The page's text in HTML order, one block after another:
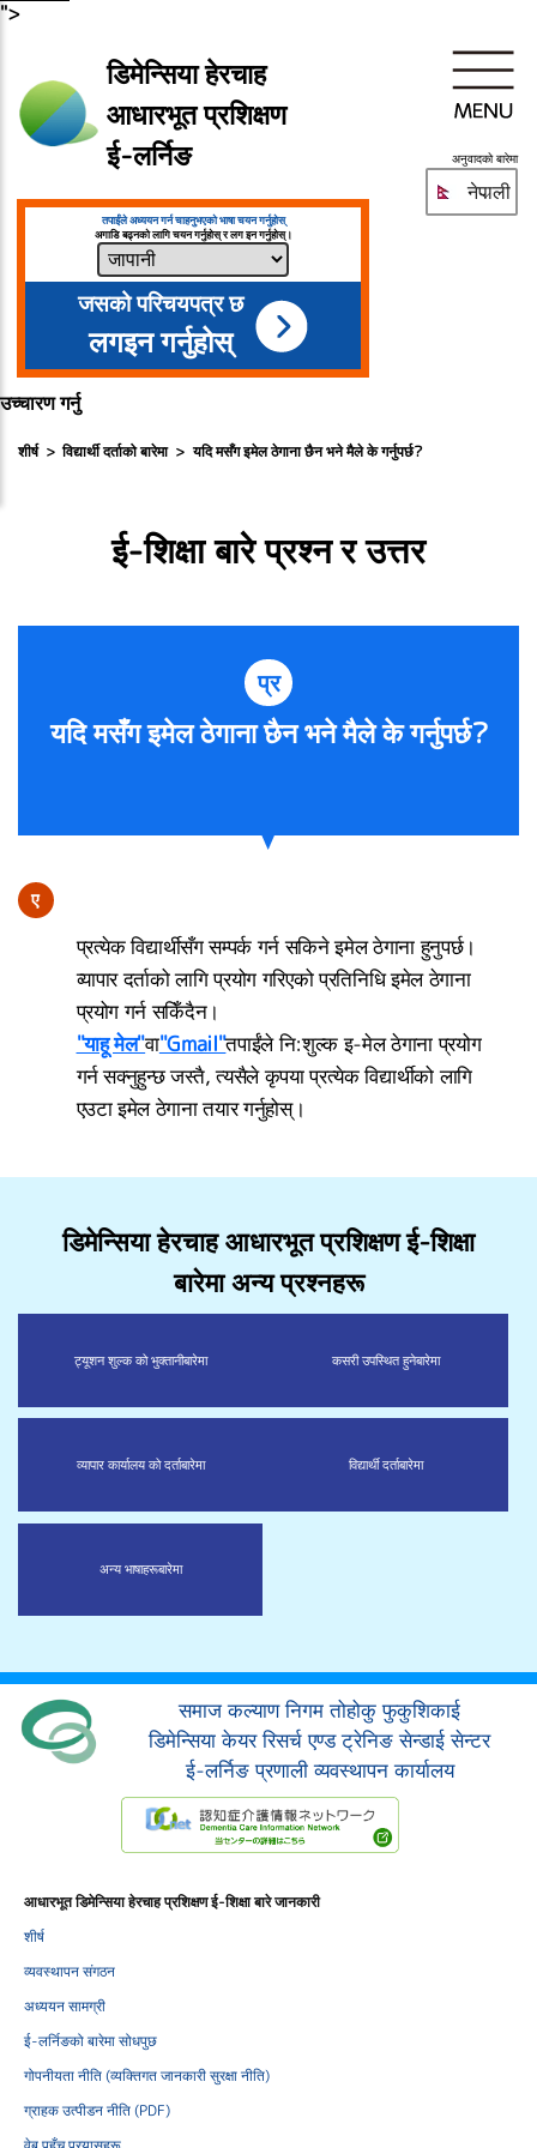
">
डिमेन्सिया हेरचाह
आधारभूत प्रशिक्षण
ई-लर्निङ
तपाईंले अध्ययन गर्न चाहनुभएको भाषा चयन गर्नुहोस्
अगाडि बढ्नको लागि चयन गर्नुहोस् र लग इन गर्नुहोस्।
जसको परिचयपत्र छ
लगइन गर्नुहोस्
उच्चारण गर्नु
अनुवादको बारेमा
नेपाली
शीर्ष विद्यार्थी दर्ताको बारेमा यदि मसँग इमेल ठेगाना छैन भने मैले के गर्नुपर्छ?
ई-शिक्षा बारे प्रश्न र उत्तर
प्र
यदि मसँग इमेल ठेगाना छैन भने मैले के गर्नुपर्छ?
ए
प्रत्येक विद्यार्थीसँग सम्पर्क गर्न सकिने इमेल ठेगाना हुनुपर्छ।
व्यापार दर्ताको लागि प्रयोग गरिएको प्रतिनिधि इमेल ठेगाना
प्रयोग गर्न सकिँदैन।
"याहू मेल"वा"Gmail"तपाईंले नि:शुल्क इ-मेल ठेगाना प्रयोग
गर्न सक्नुहुन्छ जस्तै, त्यसैले कृपया प्रत्येक विद्यार्थीको लागि
एउटा इमेल ठेगाना तयार गर्नुहोस्।
डिमेन्सिया हेरचाह आधारभूत प्रशिक्षण ई-शिक्षा
बारेमा अन्य प्रश्नहरू
ट्यूशन शुल्क को भुक्तानीबारेमा कसरी उपस्थित हुनेबारेमा
व्यापार कार्यालय को दर्ताबारेमा विद्यार्थी दर्ताबारेमा
अन्य भाषाहरूबारेमा
समाज कल्याण निगम तोहोकु फुकुशिकाई
डिमेन्सिया केयर रिसर्च एण्ड ट्रेनिङ सेन्डाई सेन्टर
ई-लर्निङ प्रणाली व्यवस्थापन कार्यालय
आधारभूत डिमेन्सिया हेरचाह प्रशिक्षण ई-शिक्षा बारे जानकारी
शीर्ष
व्यवस्थापन संगठन
अध्ययन सामग्री
ई-लर्निङको बारेमा सोधपुछ
गोपनीयता नीति (व्यक्तिगत जानकारी सुरक्षा नीति)
ग्राहक उत्पीडन नीति (PDF)